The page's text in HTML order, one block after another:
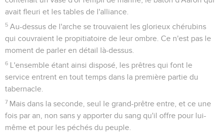
avait fleuri et les tables de l'alliance.
5 Au-dessus de l'arche se trouvaient les glorieux chérubins
qui couvraient le propitiatoire de leur ombre. Ce n'est pas le
moment de parler en détail là-dessus.
6 L'ensemble étant ainsi disposé, les prêtres qui font le
service entrent en tout temps dans la première partie du
tabernacle.
7 Mais dans la seconde, seul le grand-prêtre entre, et ce une
fois par an, non sans y apporter du sang qu'il offre pour lui-
même et pour les péchés du peuple.